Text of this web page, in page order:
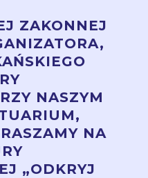
ZAKONNEJ
NASZYM
NA
„ODKRYJ